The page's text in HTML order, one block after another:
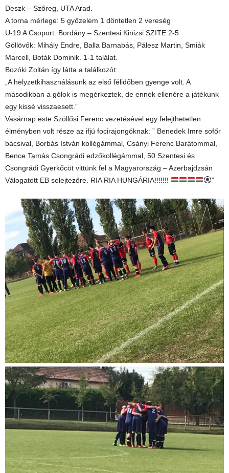
Deszk – Szőreg, UTA Arad.
A torna mérlege: 5 győzelem 1 döntetlen 2 vereség
U-19 A Csoport: Bordány – Szentesi Kinizsi SZITE 2-5
Góllövők: Mihály Endre, Balla Barnabás, Pálesz Martin, Smiák
Marcell, Boták Dominik. 1-1 találat.
Bozóki Zoltán így látta a találkozót:
„A helyzetkihasználásunk az első félidőben gyenge volt. A
másodikban a gólok is megérkeztek, de ennek ellenére a játékunk
egy kissé visszaesett.”
Vasárnap este Szöllősi Ferenc vezetésével egy felejthetetlen
élményben volt része az ifjú focirajongóknak: ” Benedek Imre sofőr
bácsival, Borbás István kollégámmal, Csányi Ferenc Barátommal,
Bence Tamás Csongrádi edzőkollégámmal, 50 Szentesi és
Csongrádi Gyerkőcöt vittünk fel a Magyarország – Azerbajdzsán
Válogatott EB selejtezőre. RIA RIA HUNGÁRIA!!!!!!!
”